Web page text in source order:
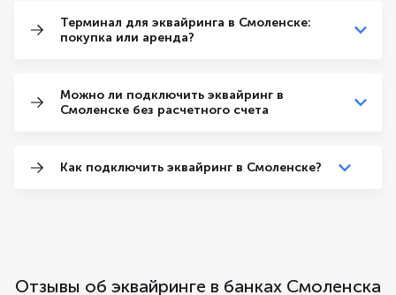
Терминал для эквайринга в Смоленске:
покупка или аренда?
Можно ли подключить эквайринг в
Смоленске без расчетного счета
Как подключить эквайринг в Смоленске?
Отзывы об эквайринге в банках Смоленска